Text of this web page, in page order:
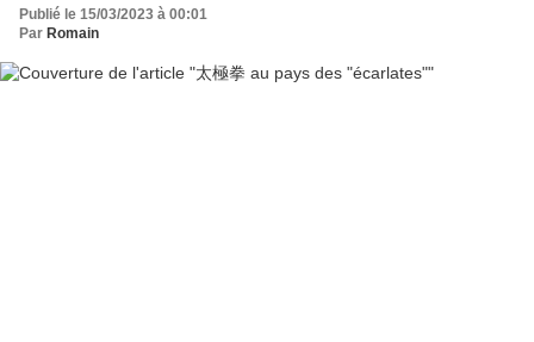
Publié le 15/03/2023 à 00:01
Par Romain